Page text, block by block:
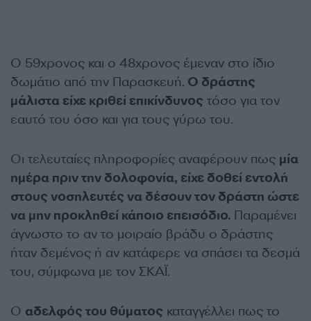
Ο 59χρονος και ο 48χρονος έμεναν στο ίδιο
δωμάτιο από την Παρασκευή. Ο δράστης
μάλιστα είχε κριθεί επικίνδυνος τόσο για τον
εαυτό του όσο και για τους γύρω του.
Οι τελευταίες πληροφορίες αναφέρουν πως μία
ημέρα πριν την δολοφονία, είχε δοθεί εντολή
στους νοσηλευτές να δέσουν τον δράστη ώστε
να μην προκληθεί κάποιο επεισόδιο. Παραμένει
άγνωστο το αν το μοιραίο βράδυ ο δράστης
ήταν δεμένος ή αν κατάφερε να σπάσει τα δεσμά
του, σύμφωνα με τον ΣΚΑΪ.
Ο αδελφός του θύματος καταγγέλλει πως το